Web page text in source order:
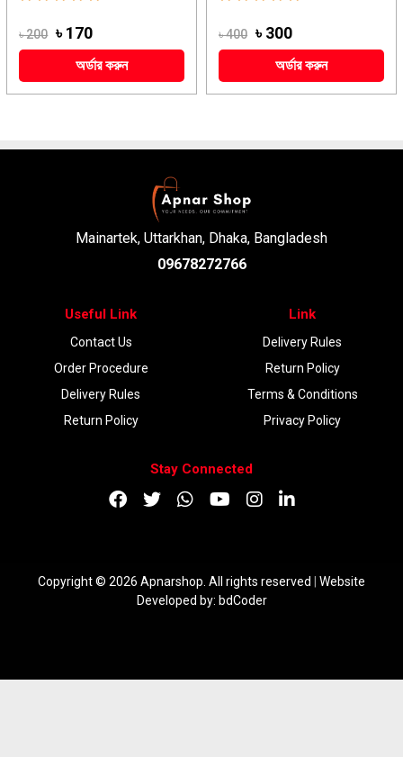
৳ 200 ৳ 170
অর্ডার করুন
৳ 400 ৳ 300
অর্ডার করুন
Mainartek, Uttarkhan, Dhaka, Bangladesh
09678272766
Useful Link
Contact Us
Order Procedure
Delivery Rules
Return Policy
Link
Delivery Rules
Return Policy
Terms & Conditions
Privacy Policy
Stay Connected
Copyright © 2026 Apnarshop. All rights reserved
Website
Developed by: bdCoder